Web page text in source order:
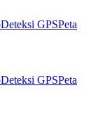
Deteksi GPSPeta
Deteksi GPSPeta